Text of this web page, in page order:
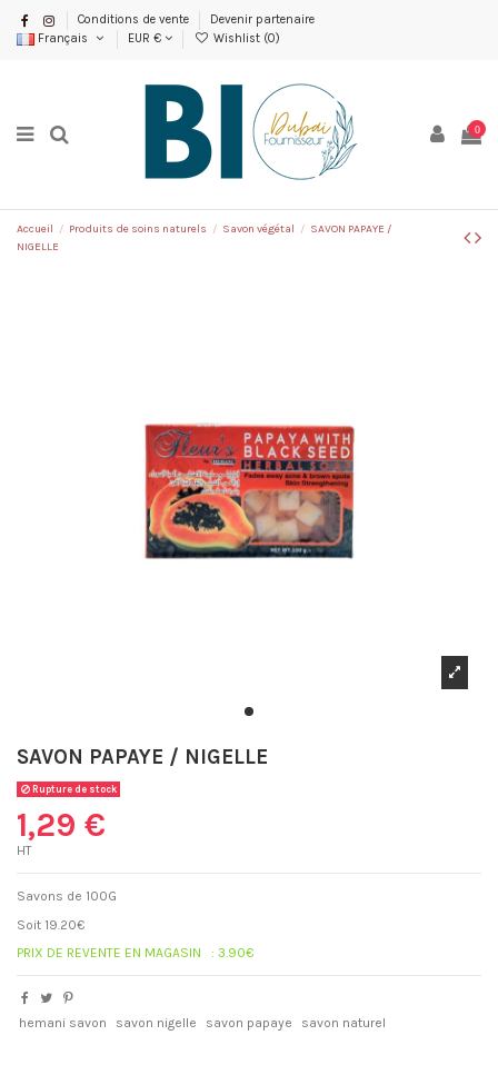
Conditions de vente
Devenir partenaire
Français
EUR € Wishlist (0)
0
Accueil Produits de soins naturels Savon végétal
SAVON PAPAYE /
NIGELLE
SAVON PAPAYE / NIGELLE
Rupture de stock
1,29 €
HT
Savons de 100G
Soit 19.20€
PRIX DE REVENTE EN MAGASIN : 3.90€
hemani savon savon nigelle savon papaye savon naturel